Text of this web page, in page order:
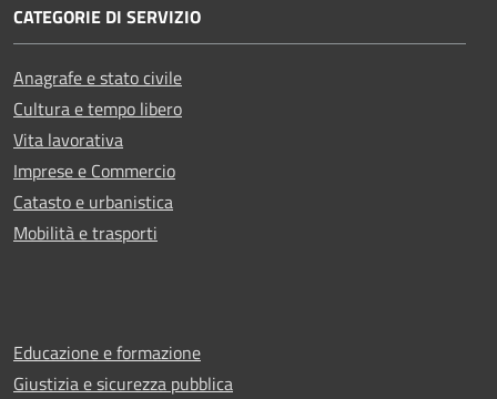
CATEGORIE DI SERVIZIO
Anagrafe e stato civile
Cultura e tempo libero
Vita lavorativa
Imprese e Commercio
Catasto e urbanistica
Mobilità e trasporti
Educazione e formazione
Giustizia e sicurezza pubblica